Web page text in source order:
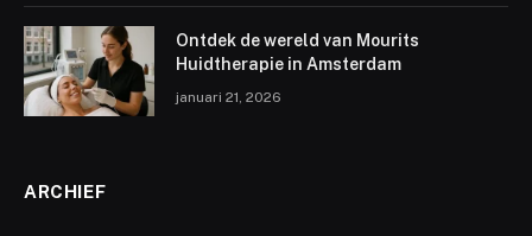
Ontdek de wereld van Mourits
Huidtherapie in Amsterdam
januari 21, 2026
ARCHIEF